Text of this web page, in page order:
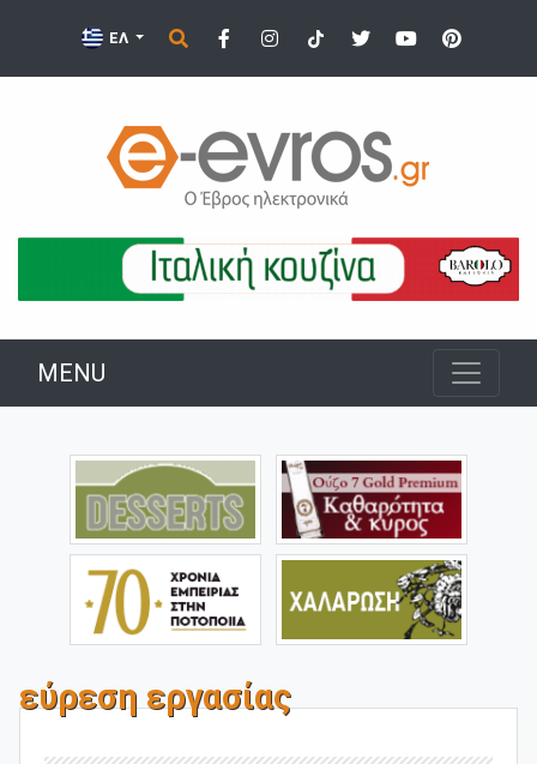
ΕΛ
MENU
εύρεση εργασίας